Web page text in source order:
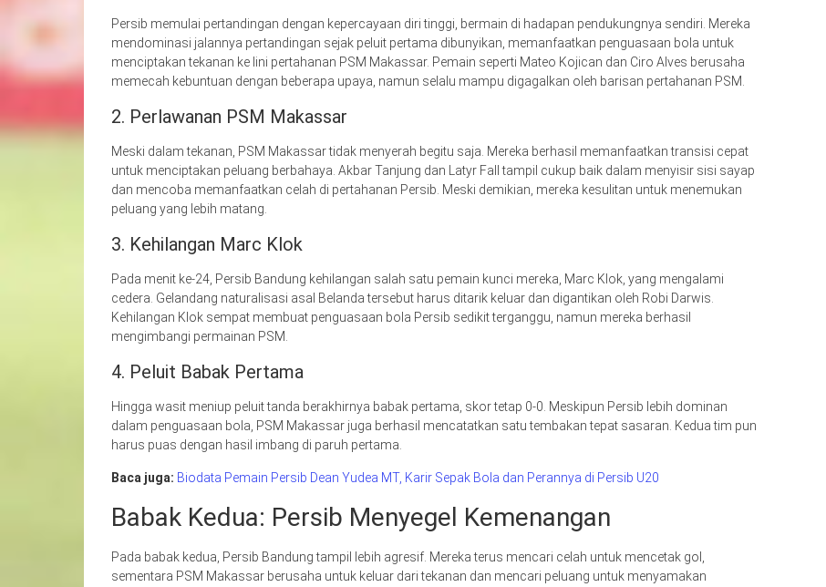
Persib memulai pertandingan dengan kepercayaan diri tinggi, bermain di hadapan pendukungnya sendiri. Mereka
mendominasi jalannya pertandingan sejak peluit pertama dibunyikan, memanfaatkan penguasaan bola untuk
menciptakan tekanan ke lini pertahanan PSM Makassar. Pemain seperti Mateo Kojican dan Ciro Alves berusaha
memecah kebuntuan dengan beberapa upaya, namun selalu mampu digagalkan oleh barisan pertahanan PSM.
2. Perlawanan PSM Makassar
Meski dalam tekanan, PSM Makassar tidak menyerah begitu saja. Mereka berhasil memanfaatkan transisi cepat
untuk menciptakan peluang berbahaya. Akbar Tanjung dan Latyr Fall tampil cukup baik dalam menyisir sisi sayap
dan mencoba memanfaatkan celah di pertahanan Persib. Meski demikian, mereka kesulitan untuk menemukan
peluang yang lebih matang.
3. Kehilangan Marc Klok
Pada menit ke-24, Persib Bandung kehilangan salah satu pemain kunci mereka, Marc Klok, yang mengalami
cedera. Gelandang naturalisasi asal Belanda tersebut harus ditarik keluar dan digantikan oleh Robi Darwis.
Kehilangan Klok sempat membuat penguasaan bola Persib sedikit terganggu, namun mereka berhasil
mengimbangi permainan PSM.
4. Peluit Babak Pertama
Hingga wasit meniup peluit tanda berakhirnya babak pertama, skor tetap 0-0. Meskipun Persib lebih dominan
dalam penguasaan bola, PSM Makassar juga berhasil mencatatkan satu tembakan tepat sasaran. Kedua tim pun
harus puas dengan hasil imbang di paruh pertama.
Baca juga: Biodata Pemain Persib Dean Yudea MT, Karir Sepak Bola dan Perannya di Persib U20
Babak Kedua: Persib Menyegel Kemenangan
Pada babak kedua, Persib Bandung tampil lebih agresif. Mereka terus mencari celah untuk mencetak gol,
sementara PSM Makassar berusaha untuk keluar dari tekanan dan mencari peluang untuk menyamakan